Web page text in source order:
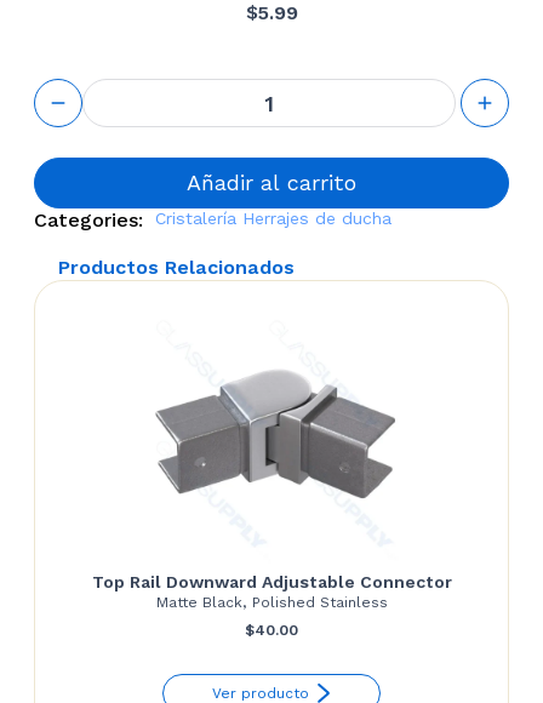
$5.99
Plastic
Setting
Blocks
cantidad
Añadir al carrito
Categories: Cristalería Herrajes de ducha
Productos Relacionados
Top Rail Downward Adjustable Connector
Matte Black, Polished Stainless
$40.00
Ver producto